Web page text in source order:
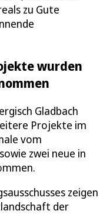
zu Gute
wurden
Gladbach
Projekte im
vom
zwei neue in
zeigen
der